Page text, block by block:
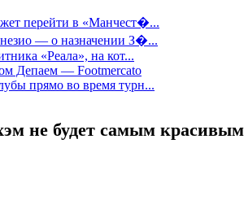
перейти в «Манчест�...
— о назначении З�...
«Реала», на кот...
Депаем — Footmercato
прямо во время турн...
не будет самым